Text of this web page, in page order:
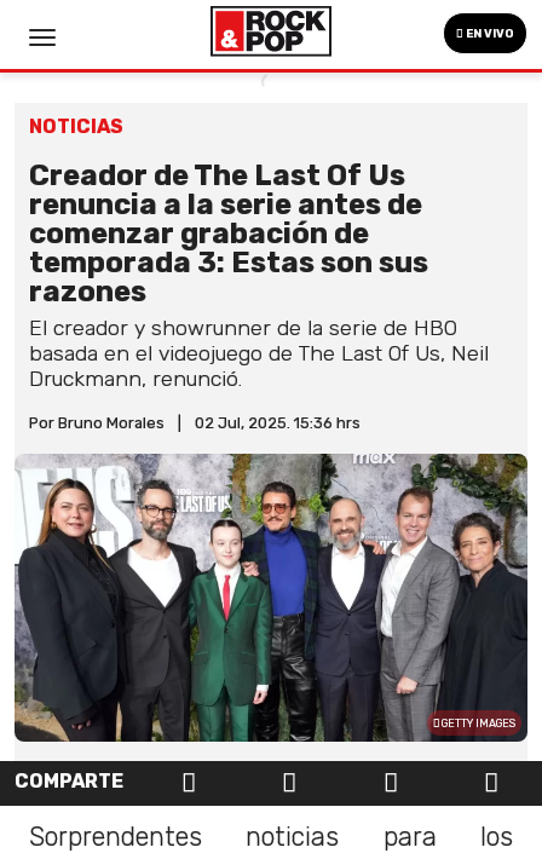
EN VIVO
NOTICIAS
Creador de The Last Of Us
renuncia a la serie antes de
comenzar grabación de
temporada 3: Estas son sus
razones
El creador y showrunner de la serie de HBO
basada en el videojuego de The Last Of Us, Neil
Druckmann, renunció.
Por Bruno Morales 02 Jul, 2025. 15:36 hrs
GETTY IMAGES
COMPARTE
Sorprendentes noticias para los